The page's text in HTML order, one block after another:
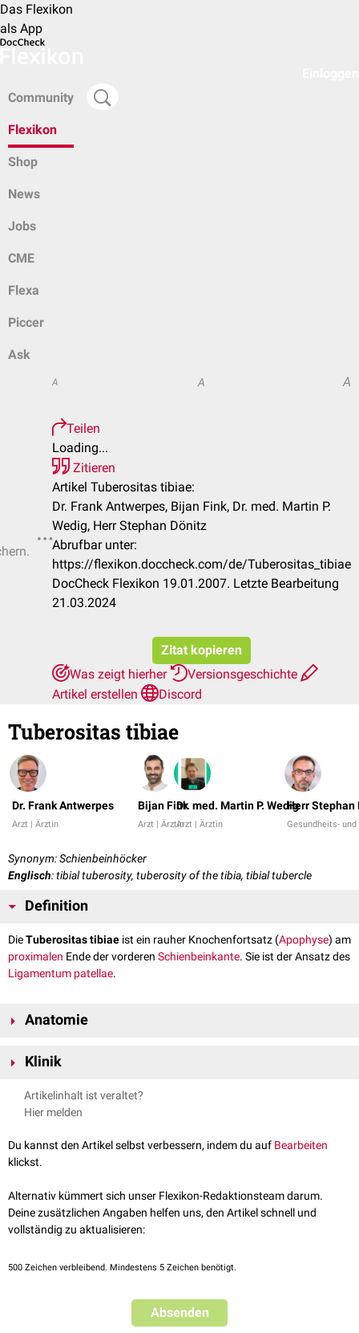
Das Flexikon
als App
Community
Flexikon
Shop
News
Jobs
CME
Flexa
Piccer
Ask
A A A
Teilen
Loading...
Zitieren
Artikel Tuberositas tibiae:
Dr. Frank Antwerpes, Bijan Fink, Dr. med. Martin P.
Wedig, Herr Stephan Dönitz
Abrufbar unter:
https://flexikon.doccheck.com/de/Tuberositas_tibiae
DocCheck Flexikon 19.01.2007. Letzte Bearbeitung
21.03.2024
Zitat kopieren
Was zeigt hierher
Versionsgeschichte
Artikel erstellen
Discord
Tuberositas tibiae
Dr. Frank Antwerpes
Arzt | Ärztin
Bijan Fink
Arzt | Ärztin
Dr. med. Martin P. Wedig
Arzt | Ärztin
Herr Stephan
Gesundheits-
Synonym: Schienbeinhöcker
Englisch: tibial tuberosity, tuberosity of the tibia, tibial tubercle
Definition
DieTuberositas tibiae ist ein rauher Knochenfortsatz (Apophyse) am
proximalen Ende der vorderen Schienbeinkante. Sie ist der Ansatz des
Ligamentum patellae.
Anatomie
lässt sich dort gut
quadriceps femorisauf das Schienbein.
Klinik
Morbus Osgood-Schlatter
Druckschmerzhaftigkeit
Schienbeinhöckers führen.
Belastungsschmerzen
Artikelinhalt ist veraltet?
Hier melden
Du kannst den Artikel selbst verbessern, indem du auf Bearbeiten
klickst.
Alternativ kümmert sich unser Flexikon-Redaktionsteam darum.
Deine zusätzlichen Angaben helfen uns, den Artikel schnell und
vollständig zu aktualisieren:
500 Zeichen verbleibend. Mindestens 5 Zeichen benötigt.
Absenden